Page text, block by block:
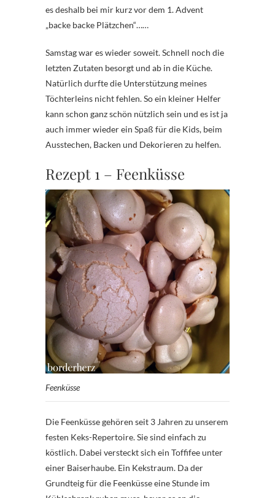
es deshalb bei mir kurz vor dem 1. Advent
„backe backe Plätzchen“……
Samstag war es wieder soweit. Schnell noch die
letzten Zutaten besorgt und ab in die Küche.
Natürlich durfte die Unterstützung meines
Töchterleins nicht fehlen. So ein kleiner Helfer
kann schon ganz schön nützlich sein und es ist ja
auch immer wieder ein Spaß für die Kids, beim
Ausstechen, Backen und Dekorieren zu helfen.
Rezept 1 – Feenküsse
Feenküsse
Die Feenküsse gehören seit 3 Jahren zu unserem
festen Keks-Repertoire. Sie sind einfach zu
köstlich. Dabei versteckt sich ein Toffifee unter
einer Baiserhaube. Ein Kekstraum. Da der
Grundteig für die Feenküsse eine Stunde im